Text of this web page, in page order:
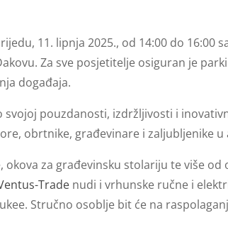
11. lipnja 2025., od 14:00 do 16:00
Za sve posjetitelje osiguran je
događaja.
svojoj pouzdanosti, izdržljivosti i
obrtnike, građevinare i zaljubljenike
okova za građevinsku stolariju te više
Trade nudi i vrhunske ručne i
Stručno osoblje bit će na